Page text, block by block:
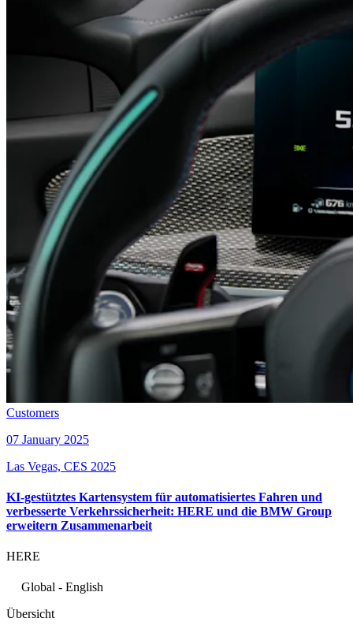
Customers
07 January 2025
Las Vegas, CES 2025
KI-gestütztes Kartensystem für automatisiertes Fahren und
verbesserte Verkehrssicherheit: HERE und die BMW Group
erweitern Zusammenarbeit
HERE
Global - English
Übersicht